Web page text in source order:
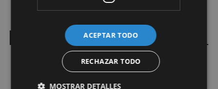
Enlaces Inmobiliarios
Inbound Marketing
Inmobiliaria en Barcelona
ACEPTAR TODO
RECHAZAR TODO
MOSTRAR DETALLES